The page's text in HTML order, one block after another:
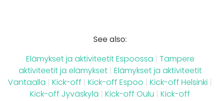
See also:
Elämykset ja aktiviteetit Espoossa | Tampere
aktiviteetit ja elämykset | Elämykset ja aktiviteetit
Vantaalla | Kick-off | Kick-off Espoo | Kick-off Helsinki |
Kick-off Jyväskylä | Kick-off Oulu | Kick-off